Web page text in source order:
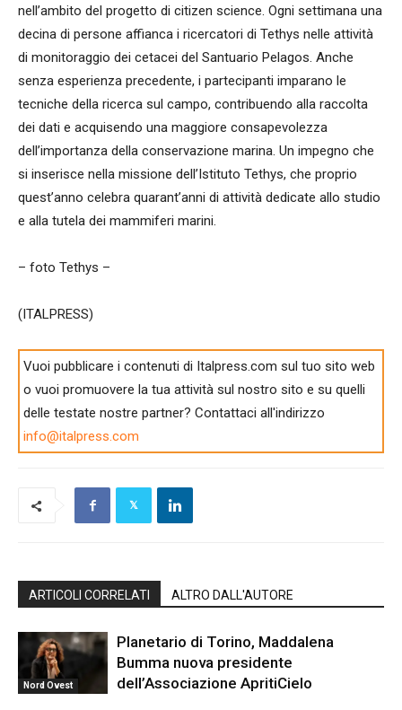
nell’ambito del progetto di citizen science. Ogni settimana una
decina di persone affianca i ricercatori di Tethys nelle attività
di monitoraggio dei cetacei del Santuario Pelagos. Anche
senza esperienza precedente, i partecipanti imparano le
tecniche della ricerca sul campo, contribuendo alla raccolta
dei dati e acquisendo una maggiore consapevolezza
dell’importanza della conservazione marina. Un impegno che
si inserisce nella missione dell’Istituto Tethys, che proprio
quest’anno celebra quarant’anni di attività dedicate allo studio
e alla tutela dei mammiferi marini.
– foto Tethys –
(ITALPRESS)
Vuoi pubblicare i contenuti di Italpress.com sul tuo sito web
o vuoi promuovere la tua attività sul nostro sito e su quelli
delle testate nostre partner? Contattaci all'indirizzo
info@italpress.com
ARTICOLI CORRELATI ALTRO DALL'AUTORE
Nord Ovest
Planetario di Torino, Maddalena
Bumma nuova presidente
dell’Associazione ApritiCielo